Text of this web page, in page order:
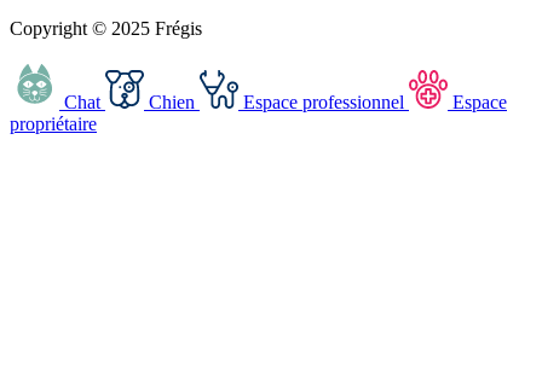
Copyright © 2025 Frégis
Chat Chien Espace professionnel
Espace
propriétaire